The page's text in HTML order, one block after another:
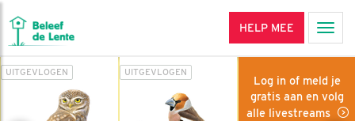
HELP MEE
UITGEVLOGEN UITGEVLOGEN
Log in of meld je
gratis aan en volg
alle livestreams